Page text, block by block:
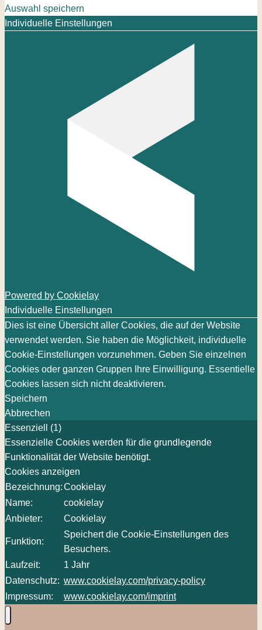
Auswahl speichern
Individuelle Einstellungen
Powered by Cookielay
Individuelle Einstellungen
Dies ist eine Übersicht aller Cookies, die auf der Website
verwendet werden. Sie haben die Möglichkeit, individuelle
Cookie-Einstellungen vorzunehmen. Geben Sie einzelnen
Cookies oder ganzen Gruppen Ihre Einwilligung. Essentielle
Cookies lassen sich nicht deaktivieren.
Speichern
Abbrechen
Essenziell (1)
Essenzielle Cookies werden für die grundlegende
Funktionalität der Website benötigt.
Cookies anzeigen
Bezeichnung:Cookielay
Name:
cookielay
Anbieter:
Cookielay
Funktion:
Speichert die Cookie-Einstellungen des
Besuchers.
Laufzeit:
1 Jahr
Datenschutz: www.cookielay.com/privacy-policy
Impressum:
www.cookielay.com/imprint